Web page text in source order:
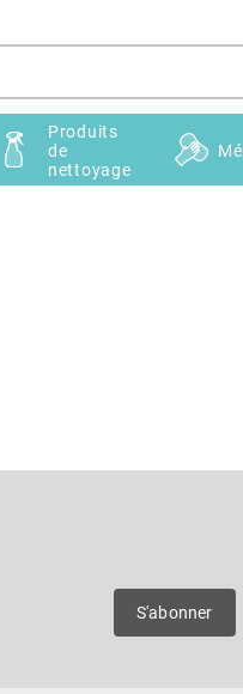
Produits
de
nettoyage
S'abonner